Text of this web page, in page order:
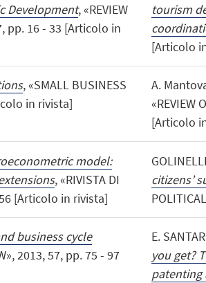
Development, «REVIEW
pp. 16 - 33 [Articolo in
tourism
[Articolo
, «SMALL BUSINESS
in rivista]
A.
«REVIEW
[Articolo
model:
, «RIVISTA DI
56 [Articolo in rivista]
citizens’
business cycle
2013, 57, pp. 75 - 97
E.
you get?
patenting